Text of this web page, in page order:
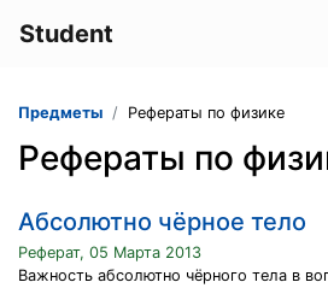
Student
Предметы Рефераты по физике
Рефераты по
Абсолютно чёрное тело
Реферат, 05 Марта 2013
Важность абсолютно чёрного тела в